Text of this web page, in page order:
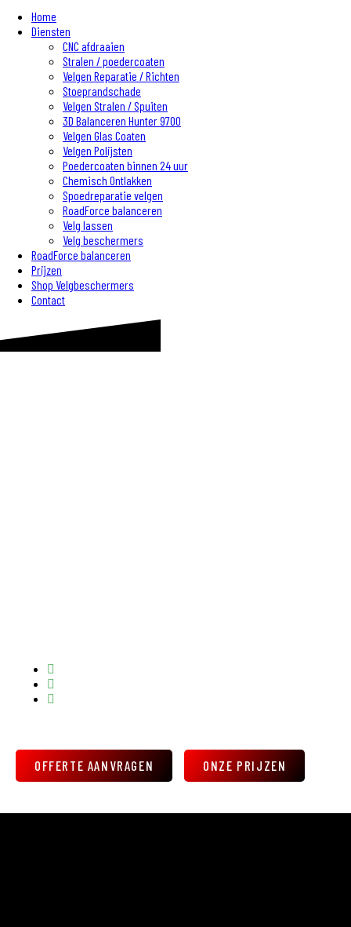
Home
Diensten
CNC afdraaien
Stralen / poedercoaten
Velgen Reparatie / Richten
Stoeprandschade
Velgen Stralen / Spuiten
3D Balanceren Hunter 9700
Velgen Glas Coaten
Velgen Polijsten
Poedercoaten binnen 24 uur
Chemisch Ontlakken
Spoedreparatie velgen
RoadForce balanceren
Velg lassen
Velg beschermers
RoadForce balanceren
Prijzen
Shop Velgbeschermers
Contact
OFFERTE AANVRAGEN ONZE PRIJZEN